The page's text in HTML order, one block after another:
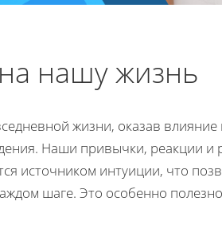
нашу жизнь
жизни, оказав влияние
Наши привычки, реакции и
источником интуиции, что
шаге. Это особенно